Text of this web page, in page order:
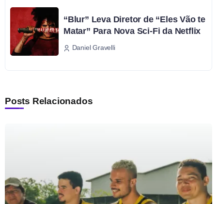
“Blur” Leva Diretor de “Eles Vão te
Matar” Para Nova Sci-Fi da Netflix
Daniel Gravelli
Posts Relacionados